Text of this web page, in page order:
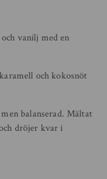
vanilj med en
och kokosnöt
balanserad. Mältat
dröjer kvar i